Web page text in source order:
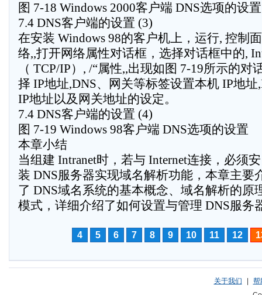
图 7-18 Windows 2000客户端 DNS选项的设置
7.4 DNS客户端的设置 (3)
在安装 Windows 98的客户机上，运行, 控制
络,,打开网络属性对话框，选择对话框中的,
（ TCP/IP）, /“属性,,出现如图 7-19所示的对
择 IP地址,DNS、网关等标签设置本机 IP地址
IP地址以及网关地址的设定。
7.4 DNS客户端的设置 (4)
图 7-19 Windows 98客户端 DNS选项的设置
本章小结
当组建 Intranet时，若与 Internet连接，必须安
装 DNS服务器实现域名解析功能，本章主要
了 DNS域名系统的基本概念、域名解析的原
模式，详细介绍了如何设置与管理 DNS服务
4 5 6 7 8 9 10 11 12
关于我们
帮